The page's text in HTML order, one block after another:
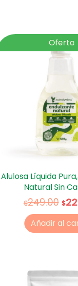
Oferta
Alulosa Líquida
Natural Sin
$249.00 $
Añadir al